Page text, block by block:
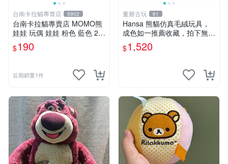
台南卡拉貓專賣店 5902
台南卡拉貓專賣店 MOMO熊
娃娃 玩偶 娃娃 粉色 藍色 2色
分售
$190
近期銷量1件
董爺古玩 61
Hansa 熊貓仿真毛絨玩具，
成色如一推薦收藏，拍下無疑
心 熊貓 毛絨玩具 收藏
$1,520